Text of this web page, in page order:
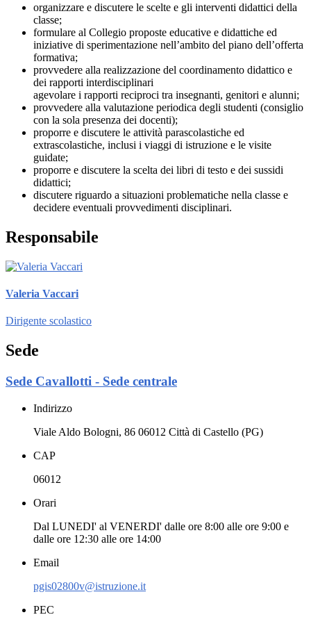
organizzare e discutere le scelte e gli interventi didattici della
classe;
formulare al Collegio proposte educative e didattiche ed
iniziative di sperimentazione nell’ambito del piano dell’offerta
formativa;
provvedere alla realizzazione del coordinamento didattico e
dei rapporti interdisciplinari
agevolare i rapporti reciproci tra insegnanti, genitori e alunni;
provvedere alla valutazione periodica degli studenti (consiglio
con la sola presenza dei docenti);
proporre e discutere le attività parascolastiche ed
extrascolastiche, inclusi i viaggi di istruzione e le visite
guidate;
proporre e discutere la scelta dei libri di testo e dei sussidi
didattici;
discutere riguardo a situazioni problematiche nella classe e
decidere eventuali provvedimenti disciplinari.
Responsabile
Valeria Vaccari
Dirigente scolastico
Sede
Sede Cavallotti - Sede centrale
Indirizzo
Viale Aldo Bologni, 86 06012 Città di Castello (PG)
CAP
06012
Orari
Dal LUNEDI' al VENERDI' dalle ore 8:00 alle ore 9:00 e
dalle ore 12:30 alle ore 14:00
Email
pgis02800v@istruzione.it
PEC